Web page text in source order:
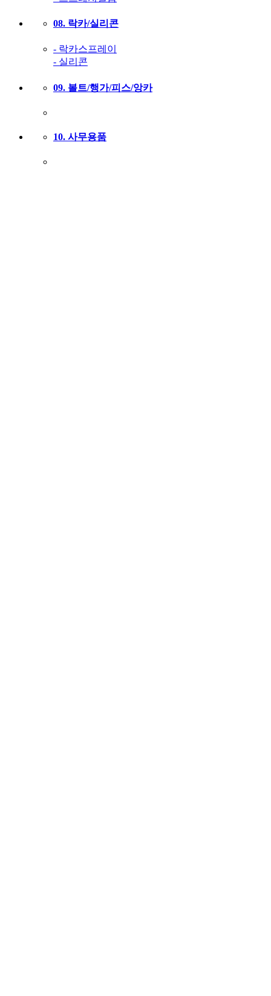
08. 락카/실리콘
- 락카스프레이
- 실리콘
09. 볼트/행가/피스/앙카
10. 사무용품